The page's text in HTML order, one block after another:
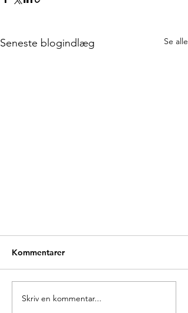
Seneste blogindlæg Se alle
Kommentarer
Skriv en kommentar...